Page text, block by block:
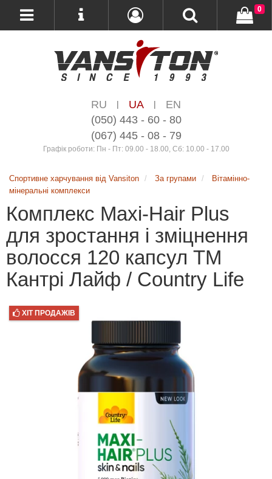
RU | UA |
EN
(050) 443 - 60 - 80
(067) 445 - 08 - 79
Графік роботи: Пн - Пт: 09.00 - 18.00, Сб: 10.00 - 17.00
0
Спортивне харчування від Vansiton За групами
Вітамінно-
мінеральні комплекси
Комплекс Maxi-Hair Plus
для зростання і зміцнення
волосся 120 капсул ТМ
Кантрі Лайф / Country Life
ХІТ ПРОДАЖІВ